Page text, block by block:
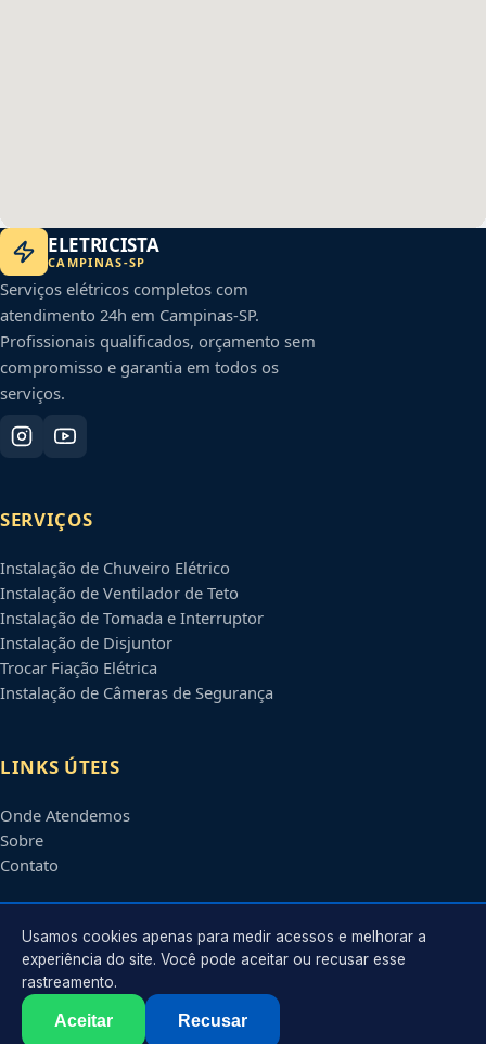
ELETRICISTA
CAMPINAS-SP
Serviços elétricos completos com
atendimento 24h em Campinas-SP.
Profissionais qualificados, orçamento sem
compromisso e garantia em todos os
serviços.
SERVIÇOS
Instalação de Chuveiro Elétrico
Instalação de Ventilador de Teto
Instalação de Tomada e Interruptor
Instalação de Disjuntor
Trocar Fiação Elétrica
Instalação de Câmeras de Segurança
LINKS ÚTEIS
Onde Atendemos
Sobre
Contato
CONTATO
Atendimento em
contato@eletricistascampinas.com.br
2026 Campinas . Todos os direitos reservados.
Usamos cookies apenas para medir acessos e melhorar a
experiência do site. Você pode aceitar ou recusar esse
rastreamento.
Aceitar Recusar